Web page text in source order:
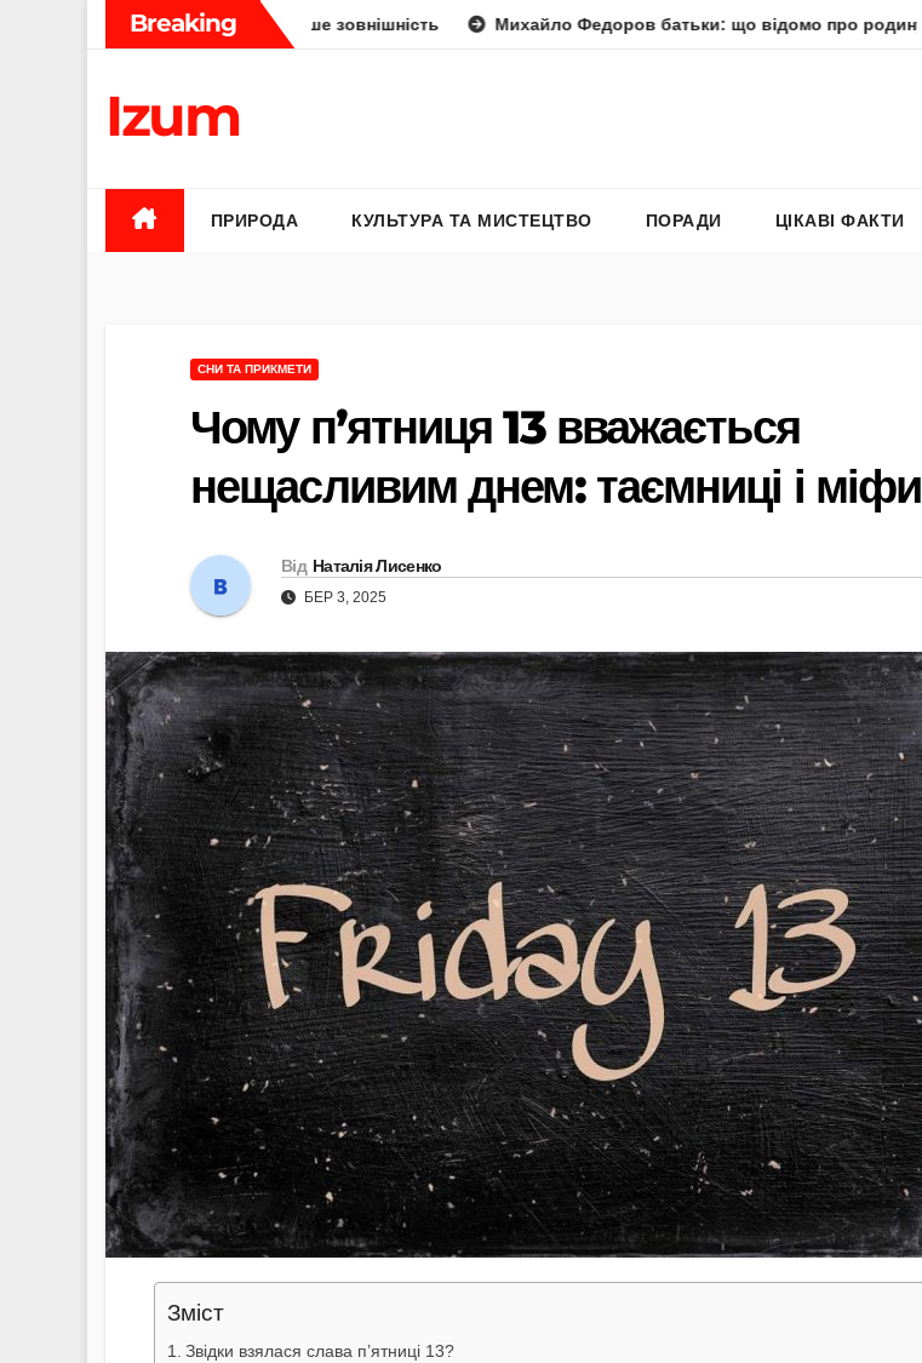
Breaking
укус, отрута чи лише зовнішність Михайло Федоров батьки: що відомо про родину політика
Izum
ПРИРОДА КУЛЬТУРА ТА МИСТЕЦТВО ПОРАДИ ЦІКАВІ ФАКТИ
СНИ ТА ПРИКМЕТИ
Чому п’ятниця 13 вважається
нещасливим днем: таємниці і міфи
Від Наталія Лисенко
БЕР 3, 2025
Зміст
Звідки взялася слава п’ятниці 13?